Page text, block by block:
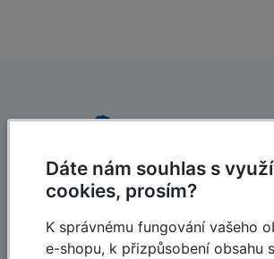
Dlouholetá tradice
120-letá tradice,
založeno 1900
Dáte nám souhlas s
cookies, prosím?
K správnému fungování vašeho
e-shopu, k přizpůsobení obsahu